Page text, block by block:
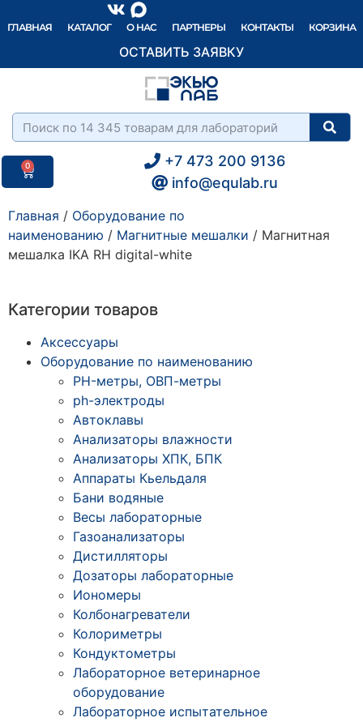
ГЛАВНАЯ КАТАЛОГ О НАС ПАРТНЕРЫ КОНТАКТЫ КОРЗИНА
ОСТАВИТЬ ЗАЯВКУ
0
+7 473 200 9136
info@equlab.ru
Главная / Оборудование по
наименованию / Магнитные мешалки / Магнитная
мешалка IKA RH digital-white
Категории товаров
Аксессуары
Оборудование по наименованию
PH-метры, ОВП-метры
ph-электроды
Автоклавы
Анализаторы влажности
Анализаторы ХПК, БПК
Аппараты Кьельдаля
Бани водяные
Весы лабораторные
Газоанализаторы
Дистилляторы
Дозаторы лабораторные
Иономеры
Колбонагреватели
Колориметры
Кондуктометры
Лабораторное ветеринарное
оборудование
Лабораторное испытательное